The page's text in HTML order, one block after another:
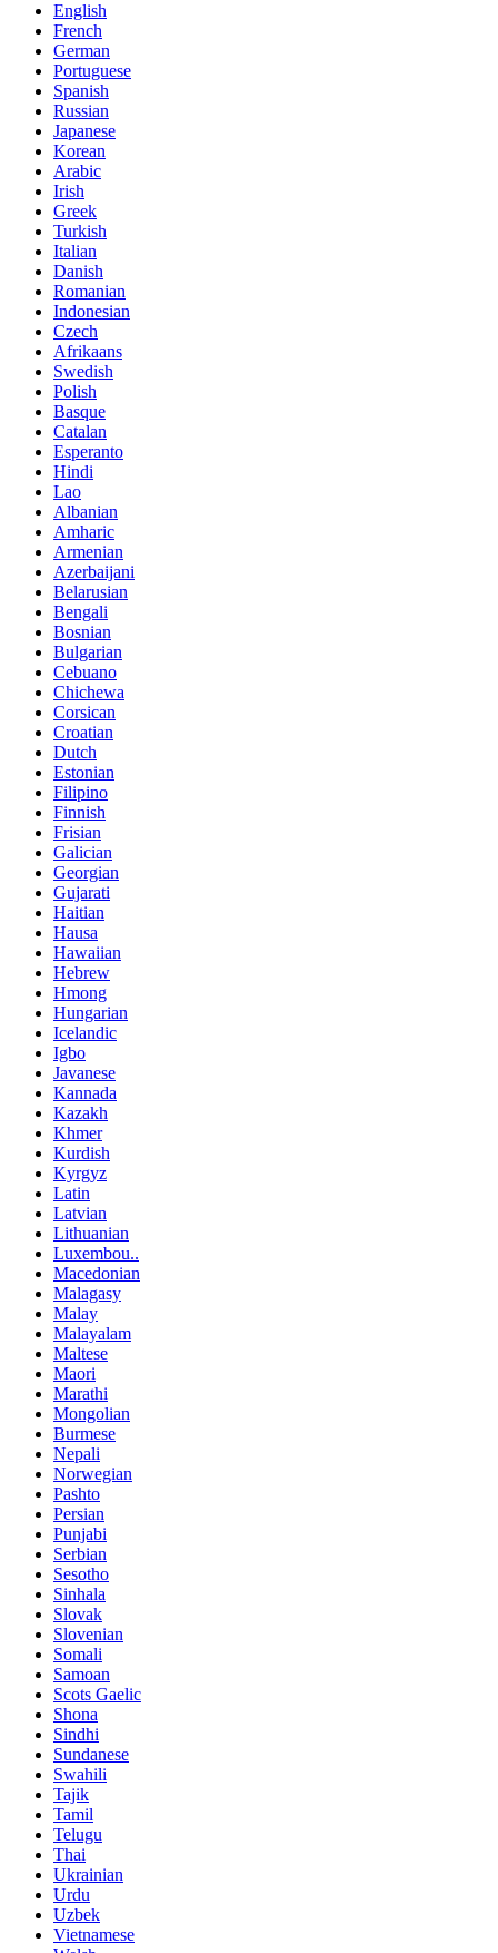
English
French
German
Portuguese
Spanish
Russian
Japanese
Korean
Arabic
Irish
Greek
Turkish
Italian
Danish
Romanian
Indonesian
Czech
Afrikaans
Swedish
Polish
Basque
Catalan
Esperanto
Hindi
Lao
Albanian
Amharic
Armenian
Azerbaijani
Belarusian
Bengali
Bosnian
Bulgarian
Cebuano
Chichewa
Corsican
Croatian
Dutch
Estonian
Filipino
Finnish
Frisian
Galician
Georgian
Gujarati
Haitian
Hausa
Hawaiian
Hebrew
Hmong
Hungarian
Icelandic
Igbo
Javanese
Kannada
Kazakh
Khmer
Kurdish
Kyrgyz
Latin
Latvian
Lithuanian
Luxembou..
Macedonian
Malagasy
Malay
Malayalam
Maltese
Maori
Marathi
Mongolian
Burmese
Nepali
Norwegian
Pashto
Persian
Punjabi
Serbian
Sesotho
Sinhala
Slovak
Slovenian
Somali
Samoan
Scots Gaelic
Shona
Sindhi
Sundanese
Swahili
Tajik
Tamil
Telugu
Thai
Ukrainian
Urdu
Uzbek
Vietnamese